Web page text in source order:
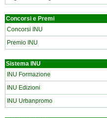
Concorsi e Premi
Concorsi INU
Premio INU
Sistema INU
INU Formazione
INU Edizioni
INU Urbanpromo